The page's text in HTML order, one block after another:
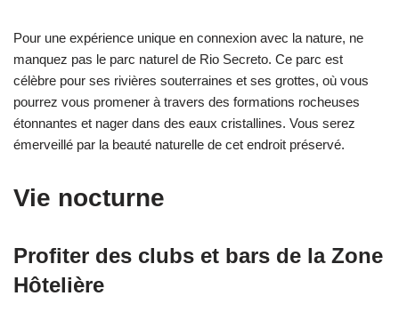
Pour une expérience unique en connexion avec la nature, ne
manquez pas le parc naturel de Rio Secreto. Ce parc est
célèbre pour ses rivières souterraines et ses grottes, où vous
pourrez vous promener à travers des formations rocheuses
étonnantes et nager dans des eaux cristallines. Vous serez
émerveillé par la beauté naturelle de cet endroit préservé.
Vie nocturne
Profiter des clubs et bars de la Zone
Hôtelière